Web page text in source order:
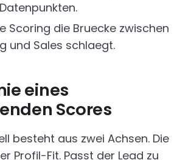
Scoring die Bruecke zwischen
und Sales schlaegt.
eines
Scores
besteht aus zwei Achsen. Die
Profil-Fit. Passt der Lead zu